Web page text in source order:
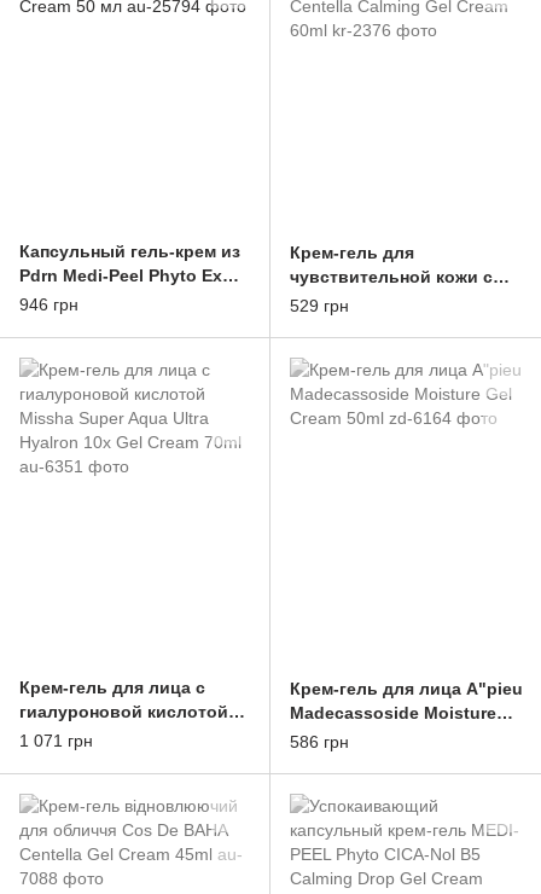
Капсульный гель-крем из
Pdrn Medi-Peel Phyto Ex
Pdrn Lifting Shot Drop Gel
946 грн
Крем-гель для
чувствительной кожи с
экстрактом центели IUNIK
529 грн
Крем-гель для лица с
гиалуроновой кислотой
Missha Super Aqua Ultra
1 071 грн
Крем-гель для лица A"pieu
Madecassoside Moisture
Gel Cream 50ml
586 грн